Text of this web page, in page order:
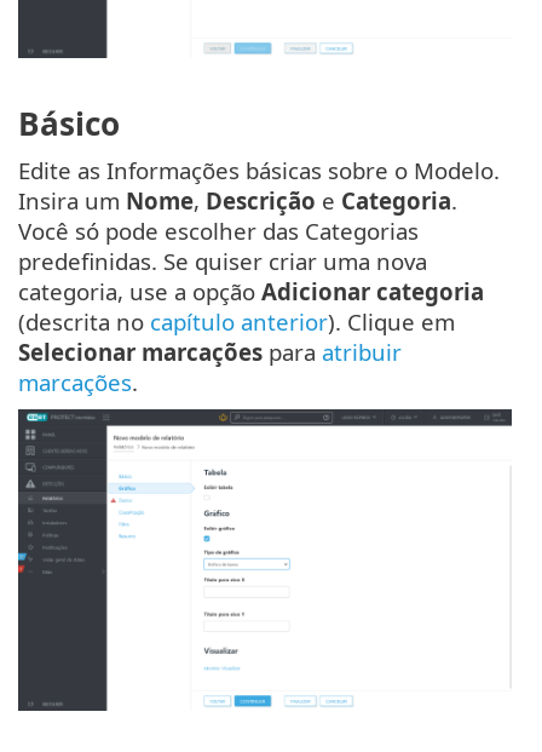
Básico
Edite as Informações básicas sobre o Modelo.
Insira um Nome, Descrição e Categoria.
Você só pode escolher das Categorias
predefinidas. Se quiser criar uma nova
categoria, use a opção Adicionar categoria
(descrita no capítulo anterior). Clique em
Selecionar marcações para atribuir
marcações.